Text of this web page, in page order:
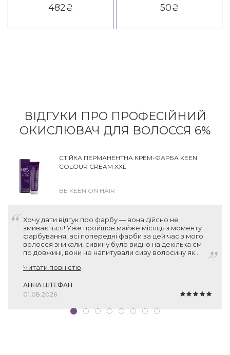
482₴ 50₴
ВІДГУКИ ПРО ПРОФЕСІЙНИЙ
ОКИСЛЮВАЧ ДЛЯ ВОЛОССЯ 6%
СТІЙКА ПЕРМАНЕНТНА КРЕМ-ФАРБА KEEN
COLOUR CREAM XXL
BE KEEN ON HAIR
Хочу дати відгук про фарбу — вона дійсно не
змивається! Уже пройшов майже місяць з моменту
фарбування, всі попередні фарби за цей час з мого
волосся зникали, сивину було видно на декілька см
по довжині, вони не напитували сиву волосину як
пігменту місцями відросли, звісно, але вся інша
дякую вам за рекомендацію, фарба прекрасна!
Читати повністю
АННА ШТЕФАН
01.08.2026